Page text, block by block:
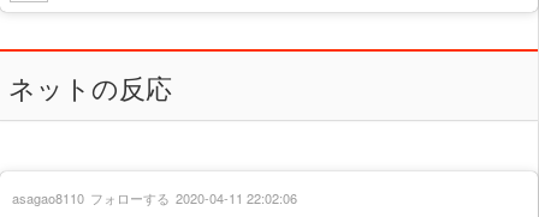
ネットの反応
asagao8110 フォローする 2020-04-11 22:02:06